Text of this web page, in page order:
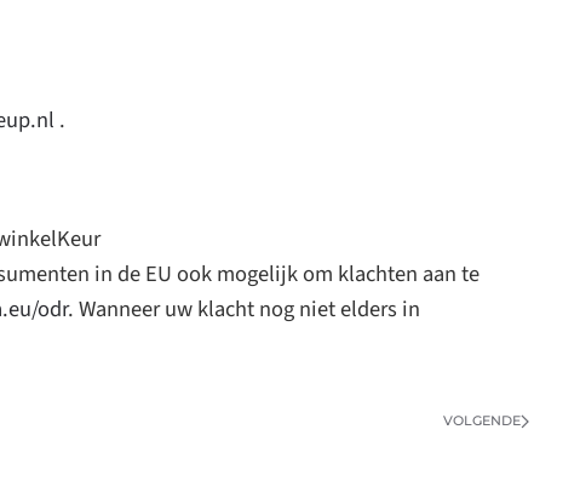
.
in de EU ook mogelijk om klachten aan te
odr. Wanneer uw klacht nog niet elders in
VOLGENDE